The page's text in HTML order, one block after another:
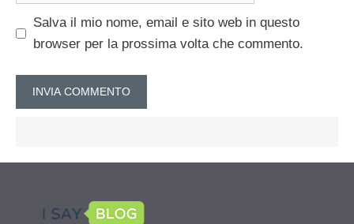
Salva il mio nome, email e sito web in questo
browser per la prossima volta che commento.